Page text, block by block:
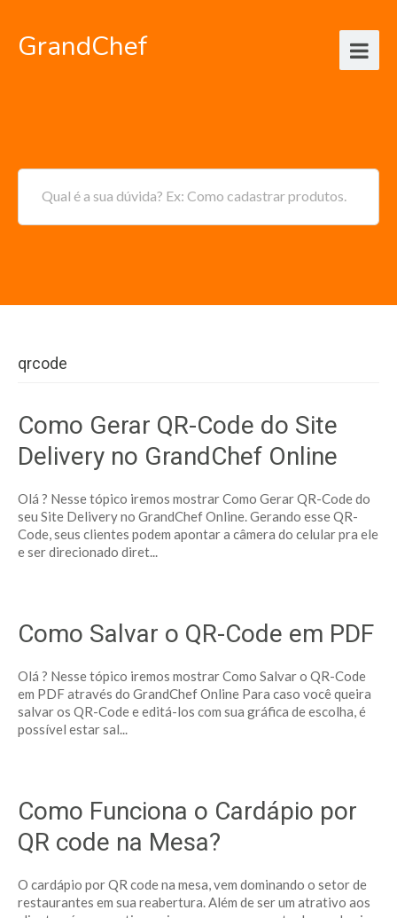
GrandChef
Qual é a sua dúvida? Ex: Como cadastrar produtos.
qrcode
Como Gerar QR-Code do Site
Delivery no GrandChef Online
Olá ? Nesse tópico iremos mostrar Como Gerar QR-Code do
seu Site Delivery no GrandChef Online. Gerando esse QR-
Code, seus clientes podem apontar a câmera do celular pra ele
e ser direcionado diret...
Como Salvar o QR-Code em PDF
Olá ? Nesse tópico iremos mostrar Como Salvar o QR-Code
em PDF através do GrandChef Online Para caso você queira
salvar os QR-Code e editá-los com sua gráfica de escolha, é
possível estar sal...
Como Funciona o Cardápio por
QR code na Mesa?
O cardápio por QR code na mesa, vem dominando o setor de
restaurantes em sua reabertura. Além de ser um atrativo aos